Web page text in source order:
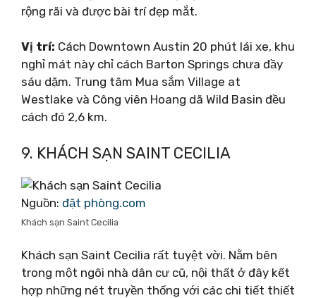
rộng rãi và được bài trí đẹp mắt.
Vị trí: Cách Downtown Austin 20 phút lái xe, khu
nghỉ mát này chỉ cách Barton Springs chưa đầy
sáu dặm. Trung tâm Mua sắm Village at
Westlake và Công viên Hoang dã Wild Basin đều
cách đó 2,6 km.
9. KHÁCH SẠN SAINT CECILIA
Nguồn: đặt phòng.com
Khách sạn Saint Cecilia
Khách sạn Saint Cecilia rất tuyệt vời. Nằm bên
trong một ngôi nhà dân cư cũ, nội thất ở đây kết
hợp những nét truyền thống với các chi tiết thiết